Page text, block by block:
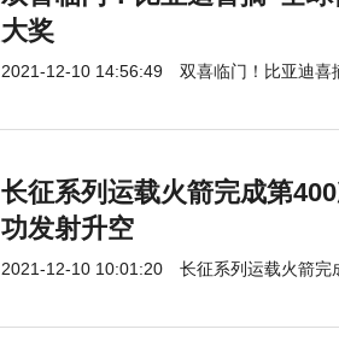
大奖
2021-12-10 14:56:49 双喜临门！比亚迪喜
长征系列运载火箭完成第
功发射升空
2021-12-10 10:01:20 长征系列运载火箭完